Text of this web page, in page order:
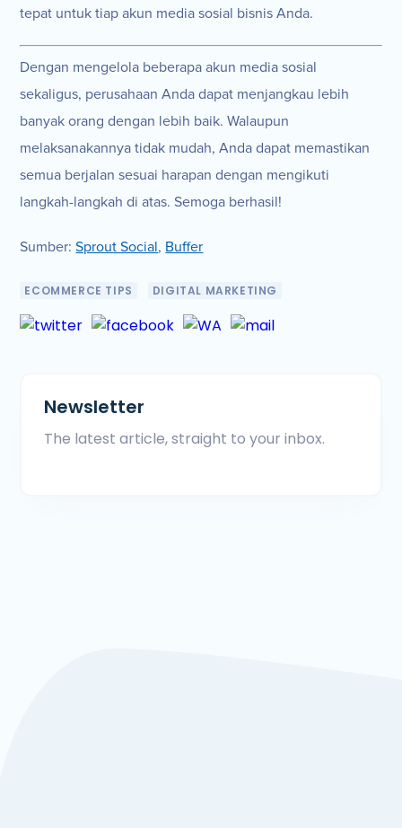
tepat untuk tiap akun media sosial bisnis Anda.
Dengan mengelola beberapa akun media sosial
sekaligus, perusahaan Anda dapat menjangkau lebih
banyak orang dengan lebih baik. Walaupun
melaksanakannya tidak mudah, Anda dapat memastikan
semua berjalan sesuai harapan dengan mengikuti
langkah-langkah di atas. Semoga berhasil!
Sumber:Sprout Social, Buffer
ECOMMERCE TIPS DIGITAL MARKETING
Newsletter
The latest article, straight to your inbox.